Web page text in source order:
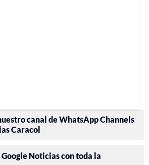
canal de WhatsApp Channels
Caracol
Noticias con toda la